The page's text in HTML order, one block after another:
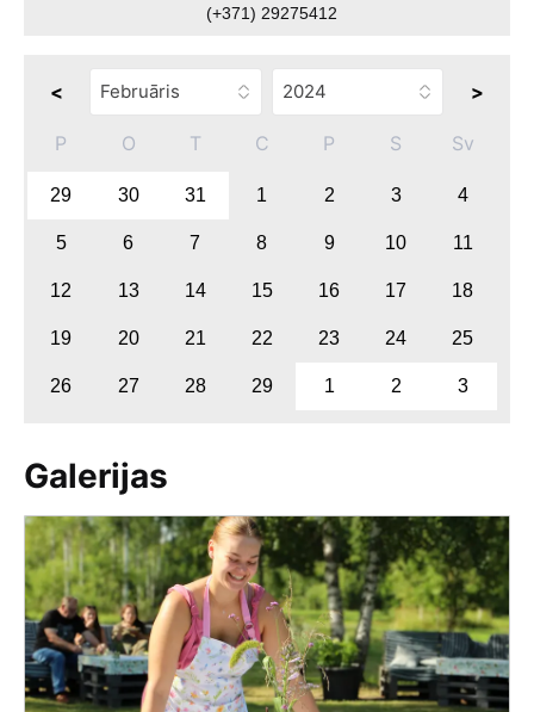
(+371) 29275412
< >
P O T C P S Sv
29 30 31 1 2 3 4
5 6 7 8 9 10 11
12 13 14 15 16 17 18
19 20 21 22 23 24 25
26 27 28 29 1 2 3
Galerijas